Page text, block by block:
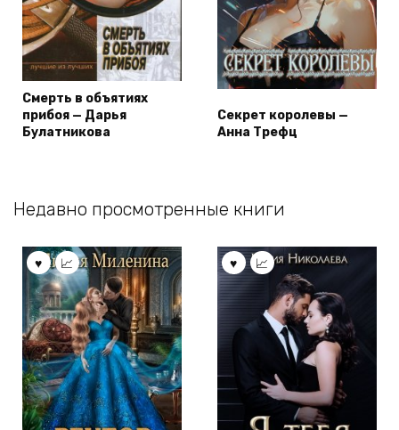
Смерть в объятиях
прибоя — Дарья
Булатникова
Секрет королевы —
Анна Трефц
Недавно просмотренные книги